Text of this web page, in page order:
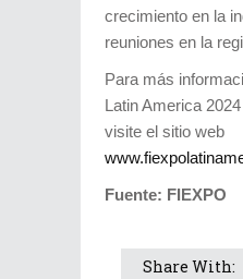
crecimiento en la
reuniones en la
Para más
Latin America
visite el sitio web
Fuente: FIEXPO
Share With: